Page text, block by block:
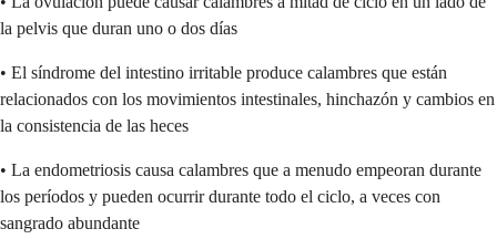
la pelvis que duran uno o dos días
• El síndrome del intestino irritable produce calambres que están
relacionados con los movimientos intestinales, hinchazón y cambios en
la consistencia de las heces
• La endometriosis causa calambres que a menudo empeoran durante
los períodos y pueden ocurrir durante todo el ciclo, a veces con
sangrado abundante